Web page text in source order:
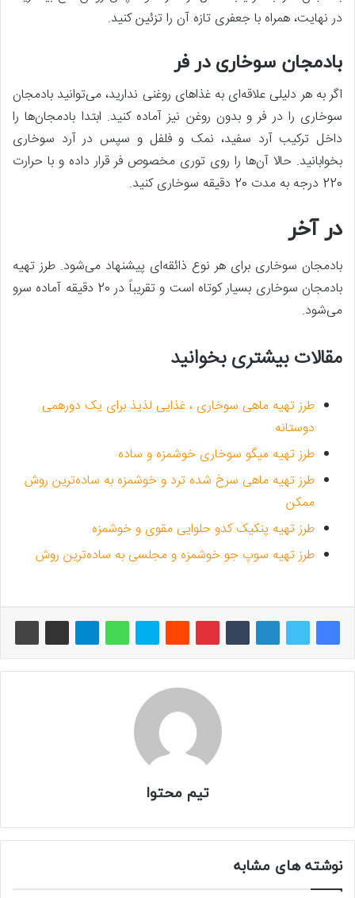
در نهایت، همراه با جعفری تازه آن را تزئین کنید.
بادمجان سوخاری در فر
اگر به هر دلیلی علاقه‌ای به غذاهای روغنی ندارید، می‌توانید بادمجان
سوخاری را در فر و بدون روغن نیز آماده کنید. ابتدا بادمجان‌ها را
داخل ترکیب آرد سفید، نمک و فلفل و سپس در آرد سوخاری
بخوابانید. حالا آن‌ها را روی توری مخصوص فر قرار داده و با حرارت
220 درجه به مدت 20 دقیقه سوخاری کنید.
در آخر
بادمجان سوخاری برای هر نوع ذائقه‌ای پیشنهاد می‌شود. طرز تهیه
بادمجان سوخاری بسیار کوتاه است و تقریباً در 20 دقیقه آماده سرو
می‌شود.
مقالات بیشتری بخوانید
طرز تهیه ماهی سوخاری ، غذایی لذیذ برای یک دورهمی
دوستانه
طرز تهیه میگو سوخاری خوشمزه و ساده
طرز تهیه ماهی سرخ شده ترد و خوشمزه به ساده‌ترین روش
ممکن
طرز تهیه پنکیک کدو حلوایی مقوی و خوشمزه
طرز تهیه سوپ جو خوشمزه و مجلسی به ساده‌ترین روش
تیم محتوا
نوشته های مشابه